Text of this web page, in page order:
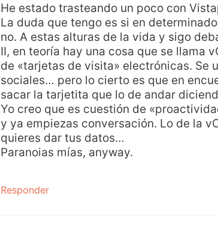
He estado trasteando un poco con
La duda que tengo es si en
no. A estas alturas de la vida y sigo
II, en teoría hay una cosa que se llama
de «tarjetas de visita» electrónicas. Se
sociales… pero lo cierto es que en
sacar la tarjetita que lo de andar
Yo creo que es cuestión de
y ya empiezas conversación. Lo de la
quieres dar tus datos…
Paranoias mías, anyway.
Responder